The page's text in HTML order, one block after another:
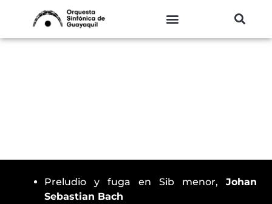
contenido
Preludio y fuga en Sib menor, Johan
Sebastian Bach